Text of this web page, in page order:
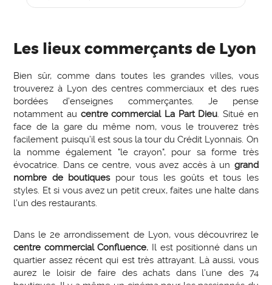
Les lieux commerçants de Lyon
Bien sûr, comme dans toutes les grandes villes, vous
trouverez à Lyon des centres commerciaux et des rues
bordées d’enseignes commerçantes. Je pense
notamment au centre commercial La Part Dieu. Situé en
face de la gare du même nom, vous le trouverez très
facilement puisqu’il est sous la tour du Crédit Lyonnais. On
la nomme également "le crayon", pour sa forme très
évocatrice. Dans ce centre, vous avez accès à un grand
nombre de boutiquespour tous les goûts et tous les
styles. Et si vous avez un petit creux, faites une halte dans
l’un des restaurants.
Dans le 2e arrondissement de Lyon, vous découvrirez le
centre commercial Confluence. Il est positionné dans un
quartier assez récent qui est très attrayant. Là aussi, vous
aurez le loisir de faire des achats dans l’une des 74